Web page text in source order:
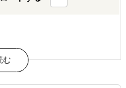
設計から一緒に定義しま
を、必要なときに。
ッフと有識者の一次情報。